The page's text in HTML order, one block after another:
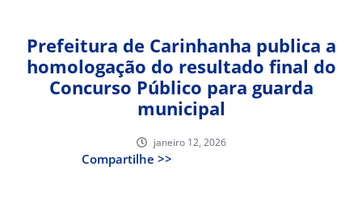
Prefeitura de Carinhanha publica a
homologação do resultado final do
Concurso Público para guarda
municipal
janeiro 12, 2026
Compartilhe >>